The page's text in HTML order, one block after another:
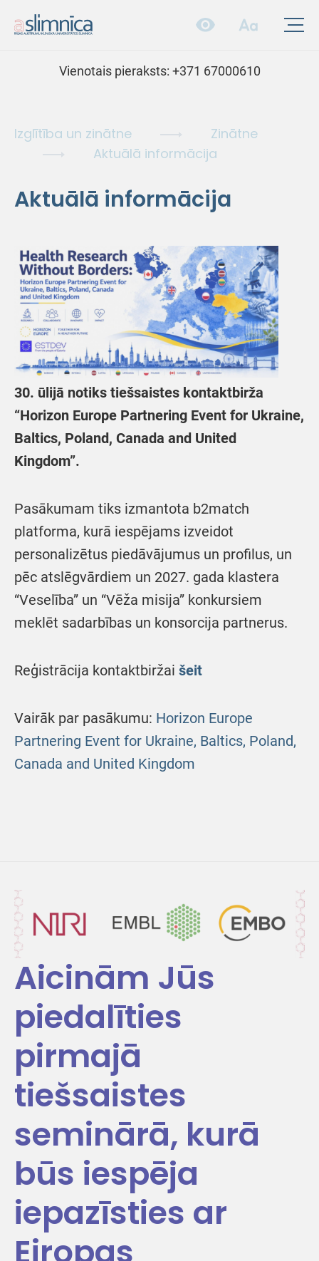
Vienotais pieraksts: +371 67000610
Izglītība un zinātne
Zinātne
Aktuālā informācija
Aktuālā informācija
30. ūlijā notiks tiešsaistes kontaktbirža
“Horizon Europe Partnering Event for Ukraine,
Baltics, Poland, Canada and United
Kingdom”.
Pasākumam tiks izmantota b2match
platforma, kurā iespējams izveidot
personalizētus piedāvājumus un profilus, un
pēc atslēgvārdiem un 2027. gada klastera
“Veselība” un “Vēža misija” konkursiem
meklēt sadarbības un konsorcija partnerus.
Reģistrācija kontaktbiržai šeit
Vairāk par pasākumu: Horizon Europe
Partnering Event for Ukraine, Baltics, Poland,
Canada and United Kingdom
Aicinām Jūs
piedalīties
pirmajā
tiešsaistes
seminārā, kurā
būs iespēja
iepazīsties ar
Eiropas